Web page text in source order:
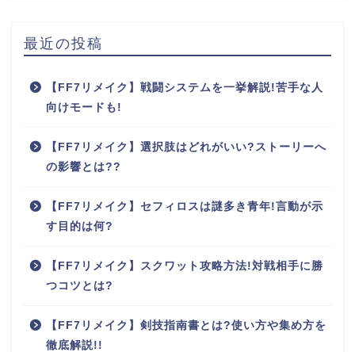
最近の投稿
【FF7リメイク】戦闘システムを一挙解説!苦手な人
向けモードも!
【FF7リメイク】選択肢はどれがいい?ストーリーへ
の影響とは??
【FF7リメイク】セフィロスは謎多き青年!言動が示
す目的は何?
【FF7リメイク】スクワット攻略方法!対戦相手に勝
つコツとは?
【FF7リメイク】剣技指南書とは?使い方や集め方を
徹底解説!!